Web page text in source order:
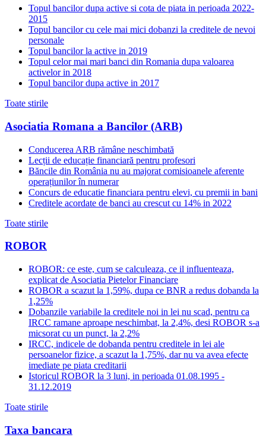
Topul bancilor dupa active si cota de piata in perioada 2022-
2015
Topul bancilor cu cele mai mici dobanzi la creditele de nevoi
personale
Topul bancilor la active in 2019
Topul celor mai mari banci din Romania dupa valoarea
activelor in 2018
Topul bancilor dupa active in 2017
Toate stirile
Asociatia Romana a Bancilor (ARB)
Conducerea ARB rămâne neschimbată
Lecții de educație financiară pentru profesori
Băncile din România nu au majorat comisioanele aferente
operațiunilor în numerar
Concurs de educatie financiara pentru elevi, cu premii in bani
Creditele acordate de banci au crescut cu 14% in 2022
Toate stirile
ROBOR
ROBOR: ce este, cum se calculeaza, ce il influenteaza,
explicat de Asociatia Pietelor Financiare
ROBOR a scazut la 1,59%, dupa ce BNR a redus dobanda la
1,25%
Dobanzile variabile la creditele noi in lei nu scad, pentru ca
IRCC ramane aproape neschimbat, la 2,4%, desi ROBOR s-a
micsorat cu un punct, la 2,2%
IRCC, indicele de dobanda pentru creditele in lei ale
persoanelor fizice, a scazut la 1,75%, dar nu va avea efecte
imediate pe piata creditarii
Istoricul ROBOR la 3 luni, in perioada 01.08.1995 -
31.12.2019
Toate stirile
Taxa bancara